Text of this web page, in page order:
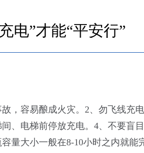
电”才能“平安行”
，容易酿成火灾。2、勿飞线充
、电梯前停放充电。4、不要盲
量大小一般在8-10小时之内就能